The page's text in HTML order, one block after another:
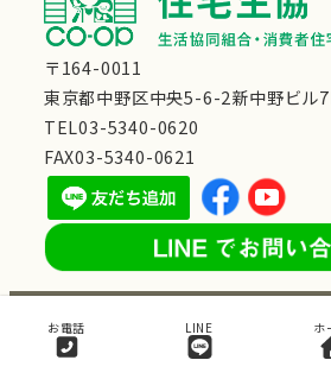
〒164-0011
東京都中野区中央5-6-2新中野ビル
TEL03-5340-0620
FAX03-5340-0621
Copyright ©生活協同組合・消費
Rights
お電話 LINE ホ